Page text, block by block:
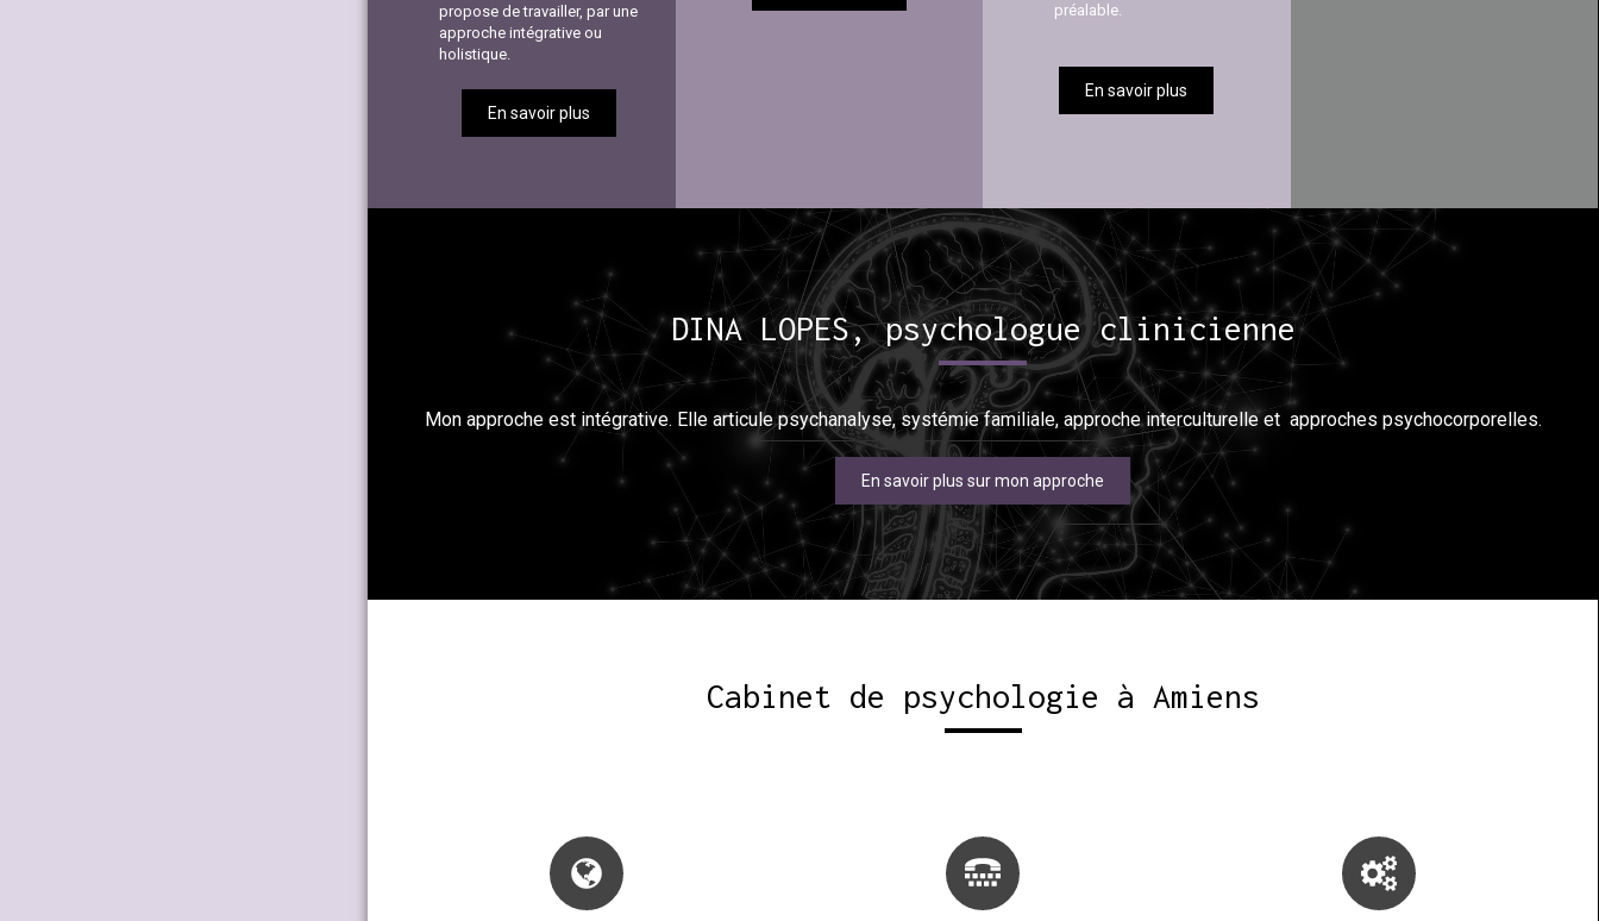
propose de travailler, par une
approche intégrative ou
holistique.
En savoir plus
préalable.
En savoir plus
DINA LOPES, psychologue clinicienne
Mon approche est intégrative. Elle articule psychanalyse, systémie familiale, approche interculturelle et approches psychocorporelles.
En savoir plus sur mon approche
Cabinet de psychologie à Amiens